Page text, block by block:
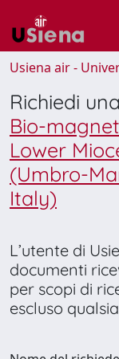
Usiena air -
Richiedi
Bio-
Lower
(Umbro-
Italy)
L’utente di
documenti
per scopi di
escluso